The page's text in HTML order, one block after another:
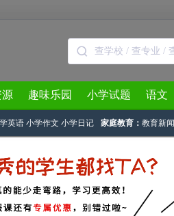
源 趣味乐园 小学试题 语文
英语 小学作文 小学日记 家庭教育： 教育新闻
年级数学上册课本 > 正文
有多大？